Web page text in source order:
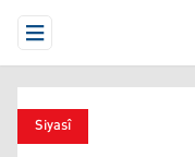
Open Menu
Siyasî